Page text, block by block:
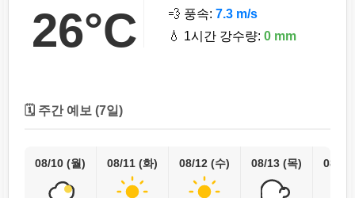
26°C
💨 풍속: 7.3 m/s
💧 1시간 강수량: 0 mm
🗓️ 주간 예보 (7일)
08/10 (월) 08/11 (화) 08/12 (수) 08/13 (목) 08/14